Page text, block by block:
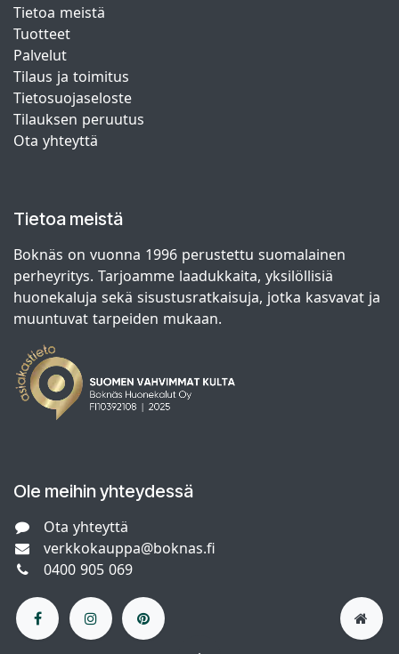
Tietoa meistä
Tuotteet
Palvelut
Tilaus ja toimitus
Tietosuojaseloste
Tilauksen peruutus
Ota yhteyttä
Tietoa meistä
Boknäs on vuonna 1996 perustettu suomalainen
perheyritys. Tarjoamme laadukkaita, yksilöllisiä
huonekaluja sekä sisustusratkaisuja, jotka kasvavat ja
muuntuvat tarpeiden mukaan.
Ole meihin yhteydessä
Ota yhteyttä
verkkokauppa@boknas.fi
0400 905 069